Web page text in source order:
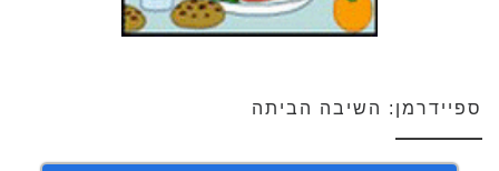
ספיידרמן: השיבה הביתה